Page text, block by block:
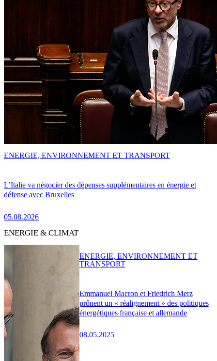
L’Italie va négocier des dépenses supplémentaires en énergie et
défense avec Bruxelles
05.08.2026
ENERGIE, ENVIRONNEMENT ET TRANSPORT
ENERGIE & CLIMAT
Emmanuel Macron et Friedrich Merz
prônent un « réalignement » des politiques
énergétiques française et allemande
08.05.2025
ENERGIE, ENVIRONNEMENT ET
TRANSPORT